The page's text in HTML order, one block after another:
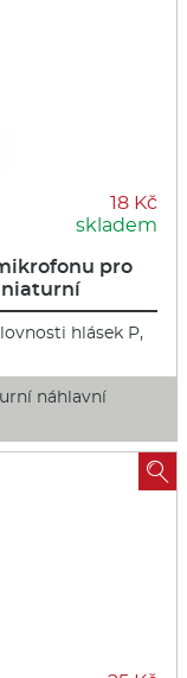
18 Kč
skladem
pro
hlásek P,
náhlavní
